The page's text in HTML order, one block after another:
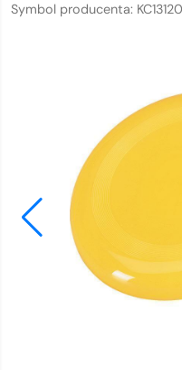
Symbol producenta: